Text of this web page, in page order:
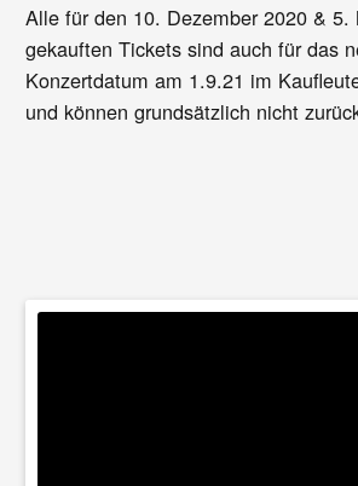
Alle für den 10. Dezember 2020 & 5.
gekauften Tickets sind auch für das
Konzertdatum am 1.9.21 im
und können grundsätzlich nicht